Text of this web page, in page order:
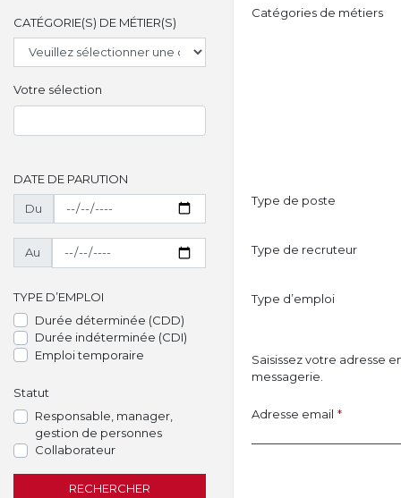
CATÉGORIE(S) DE MÉTIER(S)
Votre sélection
DATE DE PARUTION
Du
Au
TYPE D’EMPLOI
Durée déterminée (CDD)
Durée indéterminée (CDI)
Emploi temporaire
Statut
Responsable, manager,
gestion de personnes
Collaborateur
RECHERCHER
Catégories de métiers
Type de poste
Type de recruteur
Type d’emploi
Saisissez votre adresse
messagerie.
Adresse email *